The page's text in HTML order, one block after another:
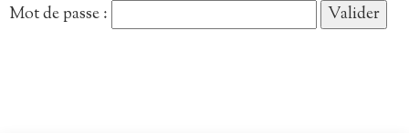
Mot de passe :